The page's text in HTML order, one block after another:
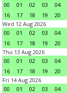
00
01 02 03 04
16
17 18 19 20
Wed 12 Aug 2026
00
01 02 03 04
16
17 18 19 20
Thu 13 Aug 2026
00
01 02 03 04
16
17 18 19 20
Fri 14 Aug 2026
00
01 02 03 04